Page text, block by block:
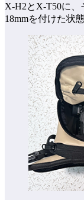
X-H2とX-T50に、
18mmを付けた状